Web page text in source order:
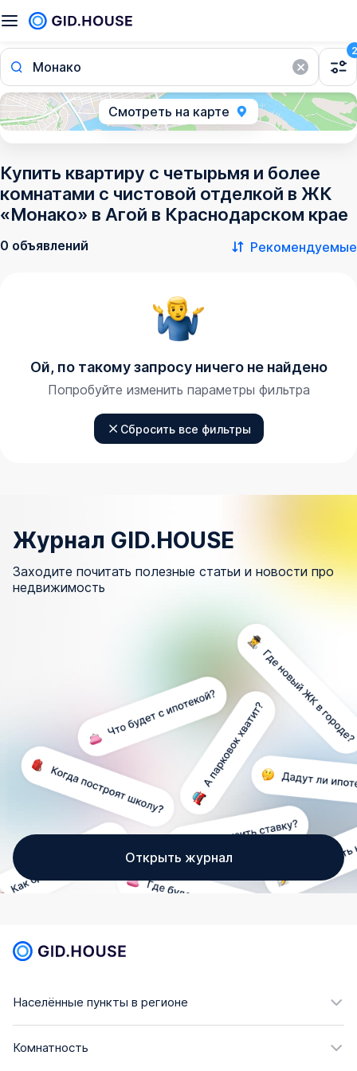
Монако
2
Смотреть на карте
Купить квартиру с четырьмя и более
комнатами с чистовой отделкой в ЖК
«Монако» в Агой в Краснодарском крае
0 объявлений Рекомендуемые
Ой, по такому запросу ничего не найдено
Попробуйте изменить параметры фильтра
Сбросить все фильтры
Журнал GID.HOUSE
Заходите почитать полезные статьи и новости про
недвижимость
Открыть журнал
Населённые пункты в регионе
Комнатность